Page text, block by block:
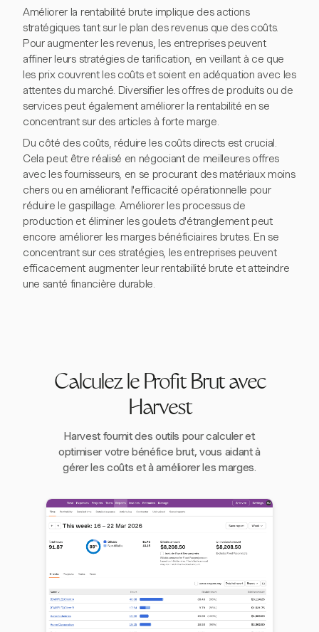
Améliorer la rentabilité brute implique des actions
stratégiques tant sur le plan des revenus que des coûts.
Pour augmenter les revenus, les entreprises peuvent
affiner leurs stratégies de tarification, en veillant à ce que
les prix couvrent les coûts et soient en adéquation avec les
attentes du marché. Diversifier les offres de produits ou de
services peut également améliorer la rentabilité en se
concentrant sur des articles à forte marge.
Du côté des coûts, réduire les coûts directs est crucial.
Cela peut être réalisé en négociant de meilleures offres
avec les fournisseurs, en se procurant des matériaux moins
chers ou en améliorant l'efficacité opérationnelle pour
réduire le gaspillage. Améliorer les processus de
production et éliminer les goulets d'étranglement peut
encore améliorer les marges bénéficiaires brutes. En se
concentrant sur ces stratégies, les entreprises peuvent
efficacement augmenter leur rentabilité brute et atteindre
une santé financière durable.
Calculez le Profit Brut avec
Harvest
Harvest fournit des outils pour calculer et
optimiser votre bénéfice brut, vous aidant à
gérer les coûts et à améliorer les marges.